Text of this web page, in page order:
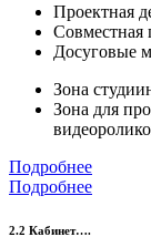
Проектная
Совместная
Досуговые
Зона
Зона для
Подробнее
Подробнее
2.2 Кабинет….